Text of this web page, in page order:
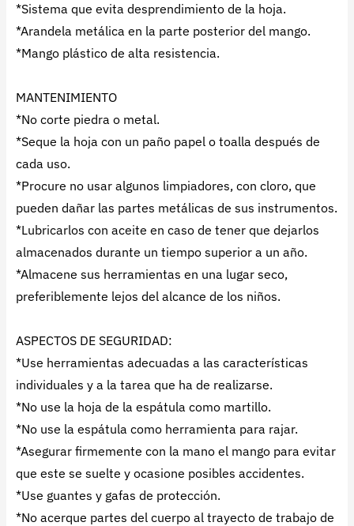
*Sistema que evita desprendimiento de la hoja.
*Arandela metálica en la parte posterior del mango.
*Mango plástico de alta resistencia.
MANTENIMIENTO
*No corte piedra o metal.
*Seque la hoja con un paño papel o toalla después de
cada uso.
*Procure no usar algunos limpiadores, con cloro, que
pueden dañar las partes metálicas de sus instrumentos.
*Lubricarlos con aceite en caso de tener que dejarlos
almacenados durante un tiempo superior a un año.
*Almacene sus herramientas en una lugar seco,
preferiblemente lejos del alcance de los niños.
ASPECTOS DE SEGURIDAD:
*Use herramientas adecuadas a las características
individuales y a la tarea que ha de realizarse.
*No use la hoja de la espátula como martillo.
*No use la espátula como herramienta para rajar.
*Asegurar firmemente con la mano el mango para evitar
que este se suelte y ocasione posibles accidentes.
*Use guantes y gafas de protección.
*No acerque partes del cuerpo al trayecto de trabajo de